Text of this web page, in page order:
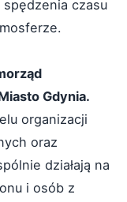
czasu
Gdynia.
organizacji
oraz
działają na
i osób z